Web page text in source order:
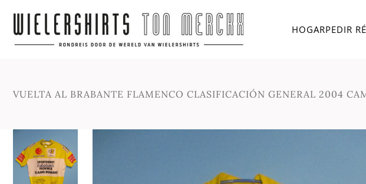
HOGARPEDIR
VUELTA AL BRABANTE FLAMENCO CLASIFICACIÓN GENERAL 2004